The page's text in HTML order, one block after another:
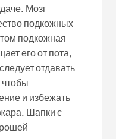
Мозг
подкожных
подкожная
его от пота,
отдавать
чтобы
и избежать
Шапки с